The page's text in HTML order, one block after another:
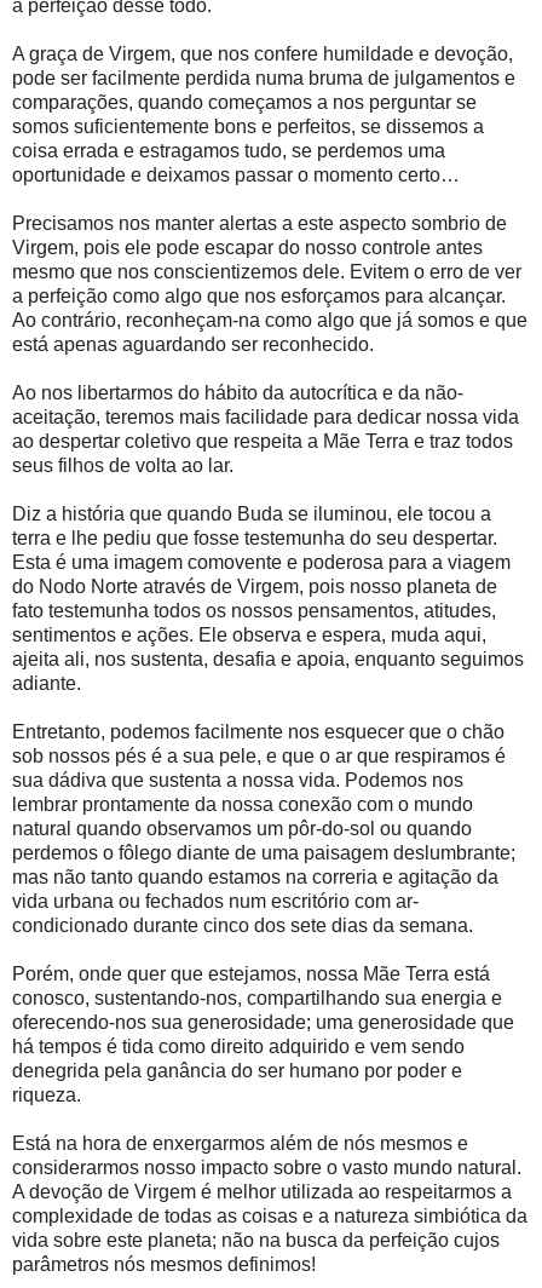
a perfeição desse todo.
A graça de Virgem, que nos confere humildade e devoção,
pode ser facilmente perdida numa bruma de julgamentos e
comparações, quando começamos a nos perguntar se
somos suficientemente bons e perfeitos, se dissemos a
coisa errada e estragamos tudo, se perdemos uma
oportunidade e deixamos passar o momento certo…
Precisamos nos manter alertas a este aspecto sombrio de
Virgem, pois ele pode escapar do nosso controle antes
mesmo que nos conscientizemos dele. Evitem o erro de ver
a perfeição como algo que nos esforçamos para alcançar.
Ao contrário, reconheçam-na como algo que já somos e que
está apenas aguardando ser reconhecido.
Ao nos libertarmos do hábito da autocrítica e da não-
aceitação, teremos mais facilidade para dedicar nossa vida
ao despertar coletivo que respeita a Mãe Terra e traz todos
seus filhos de volta ao lar.
Diz a história que quando Buda se iluminou, ele tocou a
terra e lhe pediu que fosse testemunha do seu despertar.
Esta é uma imagem comovente e poderosa para a viagem
do Nodo Norte através de Virgem, pois nosso planeta de
fato testemunha todos os nossos pensamentos, atitudes,
sentimentos e ações. Ele observa e espera, muda aqui,
ajeita ali, nos sustenta, desafia e apoia, enquanto seguimos
adiante.
Entretanto, podemos facilmente nos esquecer que o chão
sob nossos pés é a sua pele, e que o ar que respiramos é
sua dádiva que sustenta a nossa vida. Podemos nos
lembrar prontamente da nossa conexão com o mundo
natural quando observamos um pôr-do-sol ou quando
perdemos o fôlego diante de uma paisagem deslumbrante;
mas não tanto quando estamos na correria e agitação da
vida urbana ou fechados num escritório com ar-
condicionado durante cinco dos sete dias da semana.
Porém, onde quer que estejamos, nossa Mãe Terra está
conosco, sustentando-nos, compartilhando sua energia e
oferecendo-nos sua generosidade; uma generosidade que
há tempos é tida como direito adquirido e vem sendo
denegrida pela ganância do ser humano por poder e
riqueza.
Está na hora de enxergarmos além de nós mesmos e
considerarmos nosso impacto sobre o vasto mundo natural.
A devoção de Virgem é melhor utilizada ao respeitarmos a
complexidade de todas as coisas e a natureza simbiótica da
vida sobre este planeta; não na busca da perfeição cujos
parâmetros nós mesmos definimos!